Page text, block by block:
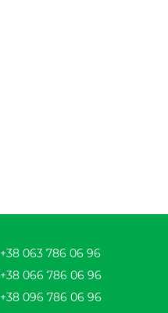
+38 063 786 06 96
+38 066 786 06 96
+38 096 786 06 96